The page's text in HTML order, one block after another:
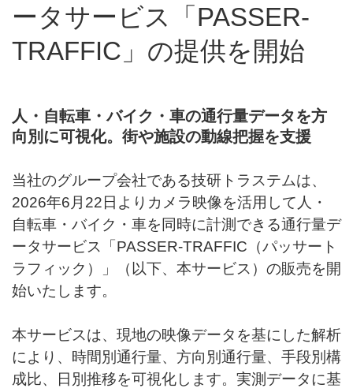
ータサービス「PASSER-
TRAFFIC」の提供を開始
人・自転車・バイク・車の通行量データを方
向別に可視化。街や施設の動線把握を支援
当社のグループ会社である技研トラステムは、
2026年6月22日よりカメラ映像を活用して人・
自転車・バイク・車を同時に計測できる通行量デ
ータサービス「PASSER-TRAFFIC（パッサート
ラフィック）」（以下、本サービス）の販売を開
始いたします。
本サービスは、現地の映像データを基にした解析
により、時間別通行量、方向別通行量、手段別構
成比、日別推移を可視化します。実測データに基